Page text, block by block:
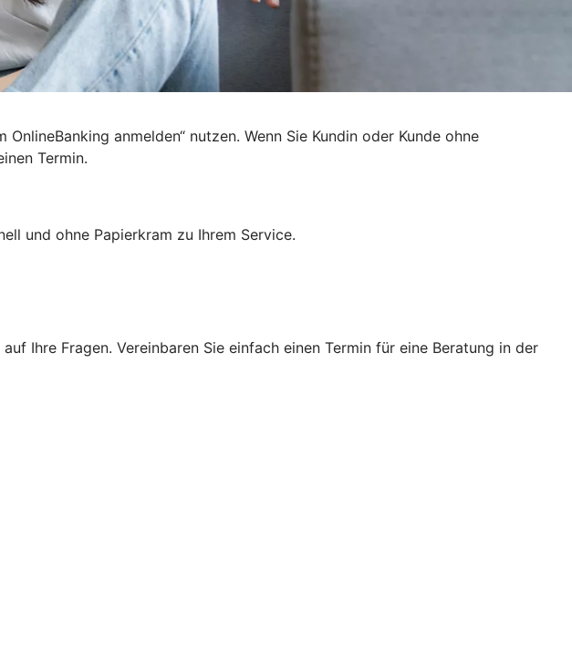
anmelden“ nutzen. Wenn Sie Kundin oder Kunde ohne
Termin.
und ohne Papierkram zu Ihrem Service.
Ihre Fragen. Vereinbaren Sie einfach einen Termin für eine Beratung in der